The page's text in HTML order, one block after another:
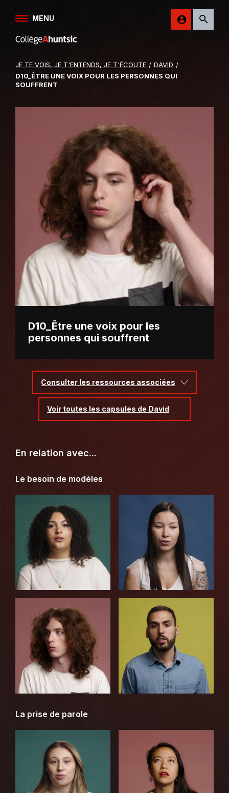
Aller au contenu
MENU
Retour
site
du
College
JE TE VOIS, JE T'ENTENDS, JE T'ÉCOUTE
DAVID
D10_ÊTRE UNE VOIX POUR LES PERSONNES QUI
SOUFFRENT
D10_Être une voix pour les
personnes qui souffrent
Consulter les ressources associées
Voir toutes les capsules de David
En relation avec...
Le besoin de modèles
La prise de parole